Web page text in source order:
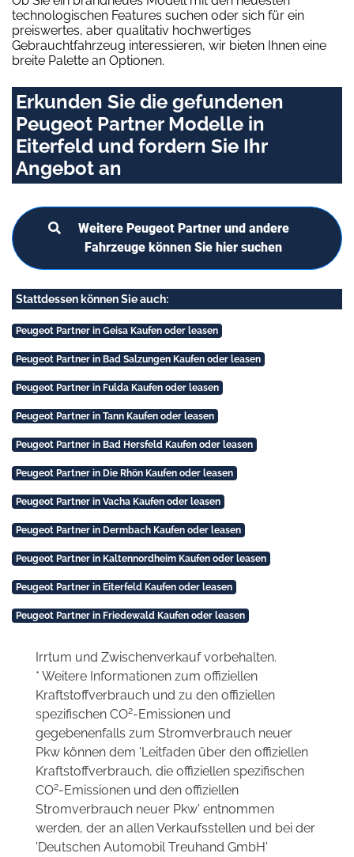
technologischen Features suchen oder sich für ein
preiswertes, aber qualitativ hochwertiges
Gebrauchtfahrzeug interessieren, wir bieten Ihnen eine
breite Palette an Optionen.
Erkunden Sie die gefundenen
Peugeot Partner Modelle in
Eiterfeld und fordern Sie Ihr
Angebot an
Weitere Peugeot Partner und andere
Fahrzeuge können Sie hier suchen
Stattdessen können Sie auch:
Peugeot Partner in Geisa Kaufen oder leasen
Peugeot Partner in Bad Salzungen Kaufen oder leasen
Peugeot Partner in Fulda Kaufen oder leasen
Peugeot Partner in Tann Kaufen oder leasen
Peugeot Partner in Bad Hersfeld Kaufen oder leasen
Peugeot Partner in Die Rhön Kaufen oder leasen
Peugeot Partner in Vacha Kaufen oder leasen
Peugeot Partner in Dermbach Kaufen oder leasen
Peugeot Partner in Kaltennordheim Kaufen oder leasen
Peugeot Partner in Eiterfeld Kaufen oder leasen
Peugeot Partner in Friedewald Kaufen oder leasen
Irrtum und Zwischenverkauf vorbehalten.
* Weitere Informationen zum offiziellen
Kraftstoffverbrauch und zu den offiziellen
spezifischen CO2-Emissionen und
gegebenenfalls zum Stromverbrauch neuer
Pkw können dem 'Leitfaden über den offiziellen
Kraftstoffverbrauch, die offiziellen spezifischen
CO2-Emissionen und den offiziellen
Stromverbrauch neuer Pkw' entnommen
werden, der an allen Verkaufsstellen und bei der
'Deutschen Automobil Treuhand GmbH'